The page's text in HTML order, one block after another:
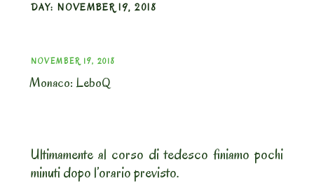
DAY: NOVEMBER 19, 2018
POSTED
ON
NOVEMBER 19, 2018
Monaco: LeboQ
Ultimamente al corso di tedesco finiamo pochi
minuti dopo l’orario previsto.